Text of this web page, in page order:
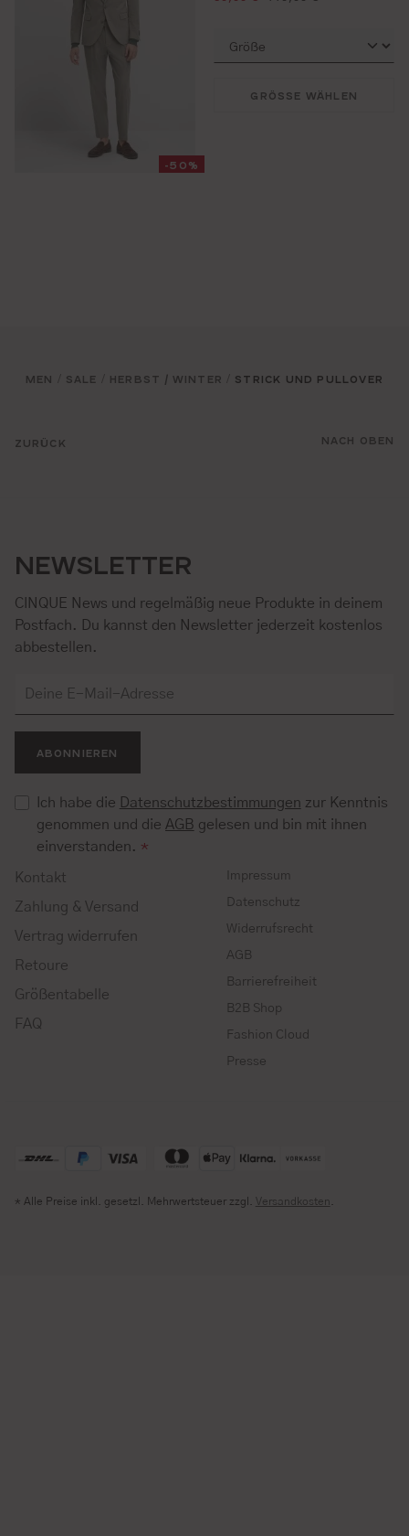
-50%
GRÖSSE WÄHLEN
ZURÜCK
MEN SALE HERBST / WINTER STRICK UND PULLOVER
NACH OBEN
NEWSLETTER
CINQUE News und regelmäßig neue Produkte in deinem
Postfach. Du kannst den Newsletter jederzeit kostenlos
abbestellen.
ABONNIEREN
Ich habe die Datenschutzbestimmungen zur Kenntnis
genommen und die AGB gelesen und bin mit ihnen
einverstanden. *
Kontakt
Zahlung & Versand
Vertrag widerrufen
Retoure
Größentabelle
FAQ
Impressum
Datenschutz
Widerrufsrecht
AGB
Barrierefreiheit
B2B Shop
Fashion Cloud
Presse
* Alle Preise inkl. gesetzl. Mehrwertsteuer zzgl. Versandkosten